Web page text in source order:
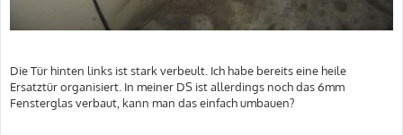
Die Tür hinten links ist stark verbeult. Ich habe bereits eine heile
Ersatztür organisiert. In meiner DS ist allerdings noch das 6mm
Fensterglas verbaut, kann man das einfach umbauen?